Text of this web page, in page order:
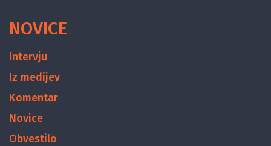
NOVICE
Intervju
Iz medijev
Komentar
Novice
Obvestilo